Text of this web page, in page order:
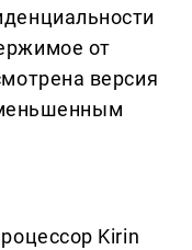
от
версия
Kirin